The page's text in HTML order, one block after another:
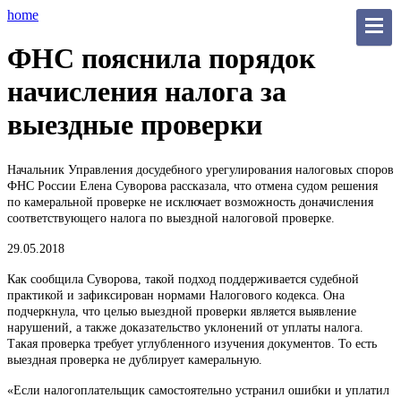
home
ФНС пояснила порядок
начисления налога за
выездные проверки
Начальник Управления досудебного урегулирования налоговых споров
ФНС России Елена Суворова рассказала, что отмена судом решения
по камеральной проверке не исключает возможность доначисления
соответствующего налога по выездной налоговой проверке.
29.05.2018
Как сообщила Суворова, такой подход поддерживается судебной
практикой и зафиксирован нормами Налогового кодекса. Она
подчеркнула, что целью выездной проверки является выявление
нарушений, а также доказательство уклонений от уплаты налога.
Такая проверка требует углубленного изучения документов. То есть
выездная проверка не дублирует камеральную.
«Если налогоплательщик самостоятельно устранил ошибки и уплатил